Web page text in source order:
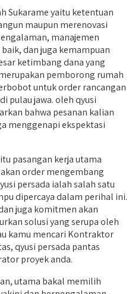
Sukarame yaitu ketentuan
maupun merenovasi
manajemen
dan juga kemampuan
ketimbang dana yang
pemborong rumah
untuk order rancangan
pulau jawa. oleh qyusi
bahwa pesanan kalian
menggenapi ekspektasi
pasangan kerja utama
order mengembang
persada ialah salah satu
dipercaya dalam perihal ini.
juga komitmen akan
solusi yang serupa oleh
kamu mencari Kontraktor
qyusi persada pantas
proyek anda.
utama bakal memilih